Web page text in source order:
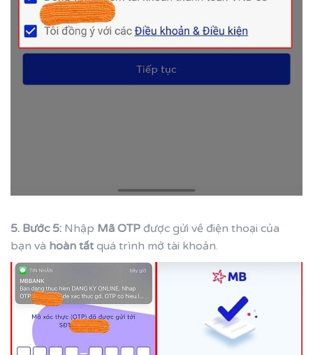
5. Bước 5: Nhập Mã OTP được gửi về điện thoại của
bạn và hoàn tấtquá trình mở tài khoản.